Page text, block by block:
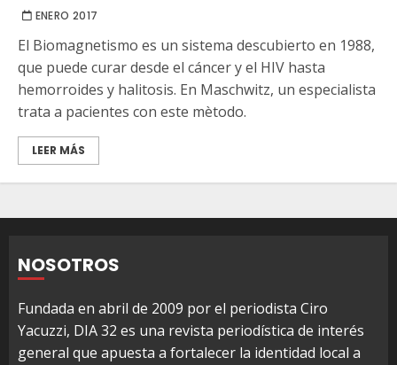
ENERO 2017
El Biomagnetismo es un sistema descubierto en 1988,
que puede curar desde el cáncer y el HIV hasta
hemorroides y halitosis. En Maschwitz, un especialista
trata a pacientes con este mètodo.
LEER MÁS
NOSOTROS
Fundada en abril de 2009 por el periodista Ciro
Yacuzzi, DIA 32 es una revista periodística de interés
general que apuesta a fortalecer la identidad local a